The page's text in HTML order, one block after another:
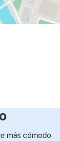
más cómodo: